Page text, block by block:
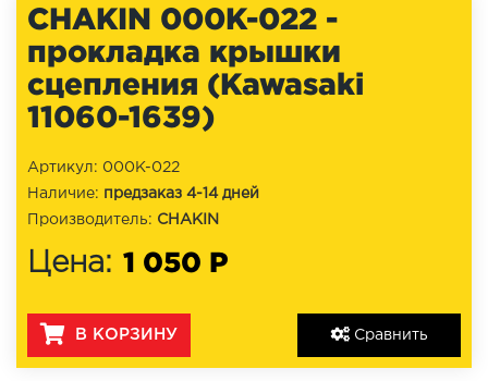
CHAKIN 000K-022 -
прокладка крышки
сцепления (Kawasaki
11060-1639)
Сравнить
Артикул: 000K-022
Наличие: предзаказ 4-14 дней
Производитель: CHAKIN
Цена: 1 050 Р
В КОРЗИНУ